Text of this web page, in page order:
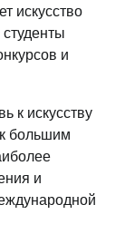
искусство
и
к искусству
большим
и